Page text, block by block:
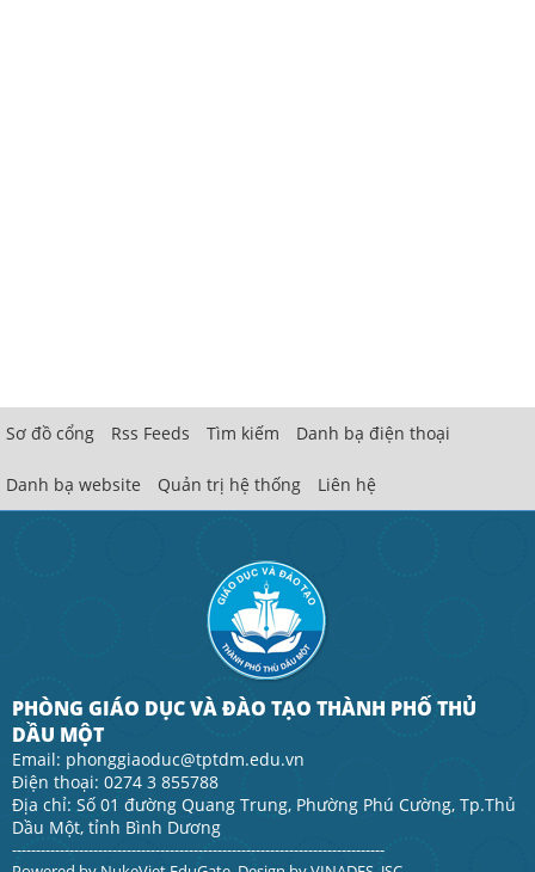
Sơ đồ cổng Rss Feeds Tìm kiếm Danh bạ điện thoại
Danh bạ website Quản trị hệ thống Liên hệ
PHÒNG GIÁO DỤC VÀ ĐÀO TẠO THÀNH PHỐ THỦ
DẦU MỘT
Email: phonggiaoduc@tptdm.edu.vn
Điện thoại: 0274 3 855788
Địa chỉ: Số 01 đường Quang Trung, Phường Phú Cường, Tp.Thủ
Dầu Một, tỉnh Bình Dương
------------------------------------------------------------------------------